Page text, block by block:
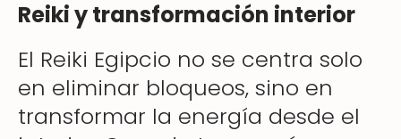
Reiki y transformación interior
El Reiki Egipcio no se centra solo
en eliminar bloqueos, sino en
transformar la energía desde el